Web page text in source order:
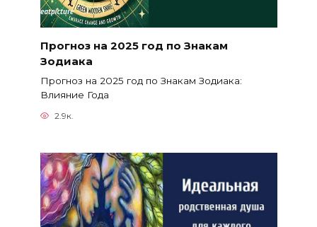
Прогноз на 2025 год по Знакам
Зодиака
Прогноз на 2025 год по Знакам Зодиака:
Влияние Года
2.9к.